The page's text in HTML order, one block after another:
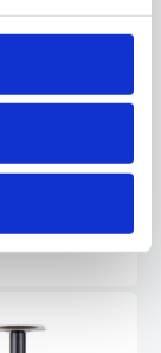
mængderabat